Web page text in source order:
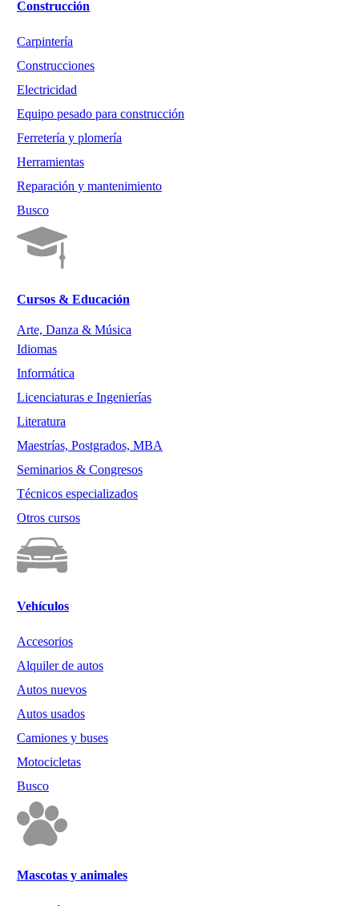
Construcción
Carpintería
Construcciones
Electricidad
Equipo pesado para construcción
Ferretería y plomería
Herramientas
Reparación y mantenimiento
Busco
Cursos & Educación
Arte, Danza & Música
Idiomas
Informática
Licenciaturas e Ingenierías
Literatura
Maestrías, Postgrados, MBA
Seminarios & Congresos
Técnicos especializados
Otros cursos
Vehículos
Accesorios
Alquiler de autos
Autos nuevos
Autos usados
Camiones y buses
Motocicletas
Busco
Mascotas y animales